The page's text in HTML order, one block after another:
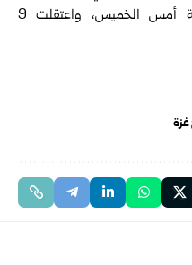
وبلدتي عزون وجيوش في قلقيلية أمس الخميس، واعتقلت 9